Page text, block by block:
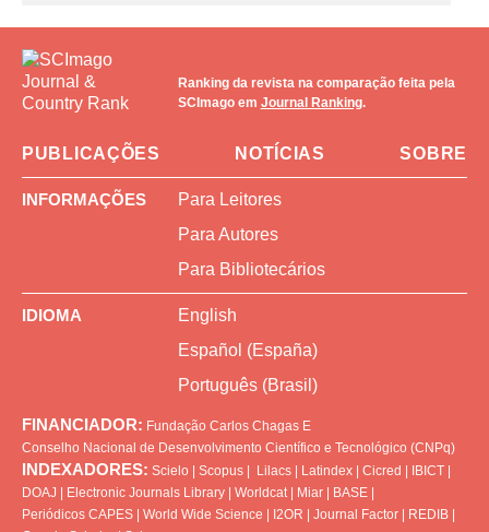
Ranking da revista na comparação feita pela
SCImago em Journal Ranking.
PUBLICAÇÕES NOTÍCIAS SOBRE
INFORMAÇÕES
Para Leitores
Para Autores
Para Bibliotecários
IDIOMA
English
Español (España)
Português (Brasil)
FINANCIADOR: Fundação Carlos Chagas E
Conselho Nacional de Desenvolvimento Científico e Tecnológico (CNPq)
INDEXADORES: Scielo | Scopus | Lilacs | Latindex | Cicred | IBICT |
DOAJ | Electronic Journals Library | Worldcat | Miar | BASE |
Periódicos CAPES | World Wide Science | I2OR | Journal Factor | REDIB |